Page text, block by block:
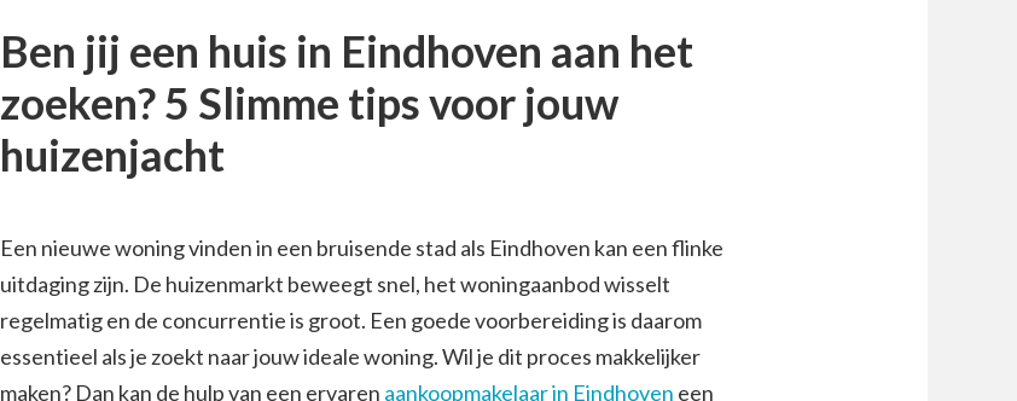
Ben jij een huis in Eindhoven aan het
zoeken? 5 Slimme tips voor jouw
huizenjacht
Een nieuwe woning vinden in een bruisende stad als Eindhoven kan een flinke
uitdaging zijn. De huizenmarkt beweegt snel, het woningaanbod wisselt
regelmatig en de concurrentie is groot. Een goede voorbereiding is daarom
essentieel als je zoekt naar jouw ideale woning. Wil je dit proces makkelijker
maken? Dan kan de hulp van een ervaren aankoopmakelaar in Eindhoven een